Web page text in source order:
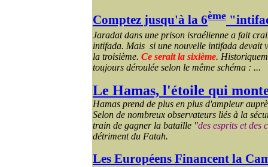
Comptez jusqu'à la 6ème
Jaradatdans une prison israélienne a fait
intifada. Mais si une nouvelle intifada devait
la troisième. Ce serait la sixième.
toujours déroulée selon le même schéma : ...
Le Hamas, l'étoile qui
Hamas prend de plus en plus d'ampleur
Selon de nombreux observateurs liés à la
train de gagner la bataille "des esprits et des
détriment du Fatah.
Les Européens Financent la